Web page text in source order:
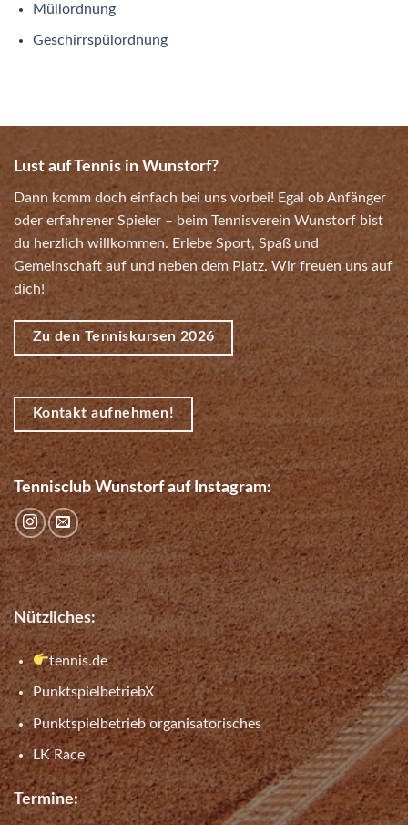
Müllordnung
Geschirrspülordnung
Lust auf Tennis in Wunstorf?
Dann komm doch einfach bei uns vorbei! Egal ob Anfänger
oder erfahrener Spieler – beim Tennisverein Wunstorf bist
du herzlich willkommen. Erlebe Sport, Spaß und
Gemeinschaft auf und neben dem Platz. Wir freuen uns auf
dich!
Zu den Tenniskursen 2026
Kontakt aufnehmen!
Tennisclub Wunstorf auf Instagram:
Nützliches:
tennis.de
PunktspielbetriebX
Punktspielbetrieb organisatorisches
LK Race
Termine: